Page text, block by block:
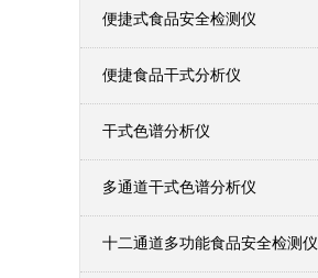
便捷式食品安全检测仪
便捷食品干式分析仪
干式色谱分析仪
多通道干式色谱分析仪
十二通道多功能食品安全检测仪